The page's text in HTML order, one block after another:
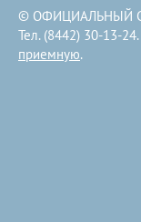
© ОФИЦИАЛЬНЫЙ
Тел. (8442) 30-13-
приемную.